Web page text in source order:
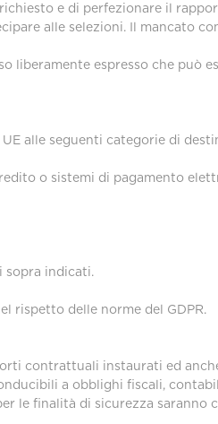
e di perfezionare il
alle selezioni. Il mancato
espresso che può
alle seguenti categorie di
o sistemi di pagamento
sopra indicati.
rispetto delle norme del GDPR.
contrattuali instaurati ed
a obblighi fiscali,
le finalità di sicurezza saranno